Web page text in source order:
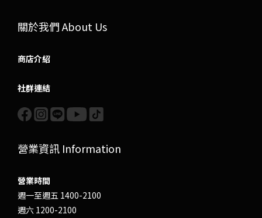
關於我們 About Us
商店介紹
社群連結
營業資訊 Information
營業時間
週一至週五 1400-2100
週六 1200-2100